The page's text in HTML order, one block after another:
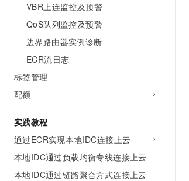
VBR上连监控及预警
QoS队列监控及预警
边界路由器实例诊断
ECR流日志
标签管理
配额
实践教程
通过ECR实现本地IDC连接上云
本地IDC通过负载均衡专线连接上云
本地IDC通过链路聚合方式连接上云